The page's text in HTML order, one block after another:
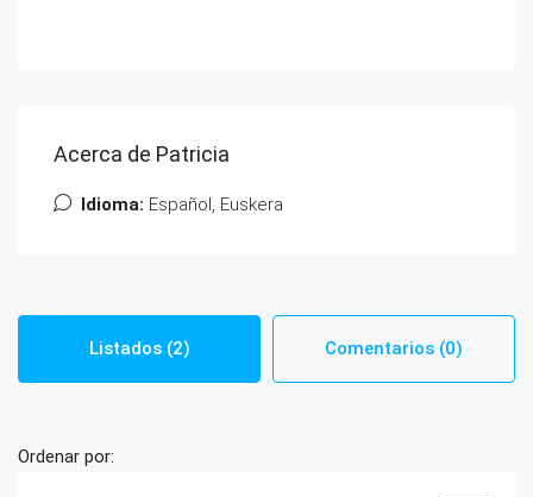
Acerca de Patricia
Idioma: Español, Euskera
Listados (2) Comentarios (0)
Ordenar por: